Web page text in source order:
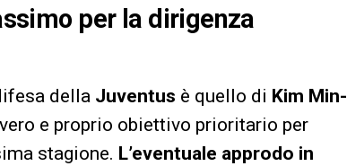
per la dirigenza
della Juventus è quello di Kim Min-
e proprio obiettivo prioritario per
stagione. L’eventuale approdo in